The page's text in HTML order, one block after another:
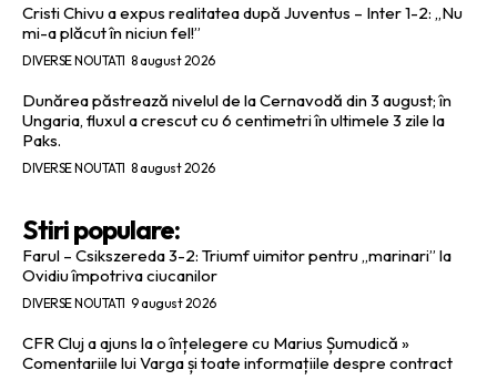
Cristi Chivu a expus realitatea după Juventus – Inter 1-2: „Nu
mi-a plăcut în niciun fel!”
DIVERSE NOUTATI 8 august 2026
Dunărea păstrează nivelul de la Cernavodă din 3 august; în
Ungaria, fluxul a crescut cu 6 centimetri în ultimele 3 zile la
Paks.
DIVERSE NOUTATI 8 august 2026
Stiri populare:
Farul – Csikszereda 3-2: Triumf uimitor pentru „marinari” la
Ovidiu împotriva ciucanilor
DIVERSE NOUTATI 9 august 2026
CFR Cluj a ajuns la o înțelegere cu Marius Șumudică »
Comentariile lui Varga și toate informațiile despre contract